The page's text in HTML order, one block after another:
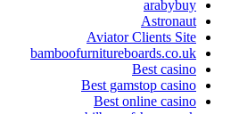
arabybuy
Astronaut
Aviator Clients Site
bamboofurnitureboards.co.uk
Best casino
Best gamstop casino
Best online casino